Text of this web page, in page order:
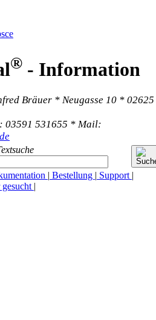
® - Information
Bräuer * Neugasse 10 * 02625
03591 531655 * Mail:
| Bestellung | Support |
|